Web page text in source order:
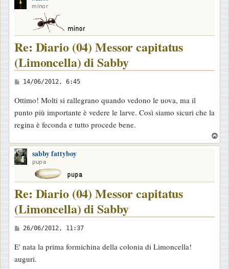
minor
Re: Diario (04) Messor capitatus
(Limoncella) di Sabby
M
s
s
a
g
g
i
14/06/2012, 6:45
Ottimo! Molti si rallegrano quando vedono le uova, ma il
punto più importante è vedere le larve. Così siamo sicuri che la
regina è feconda e tutto procede bene.
o
sabby fattyboy
pupa
Re: Diario (04) Messor capitatus
(Limoncella) di Sabby
M
s
s
26/06/2012, 11:37
E' nata la prima formichina della colonia di Limoncella!
auguri.